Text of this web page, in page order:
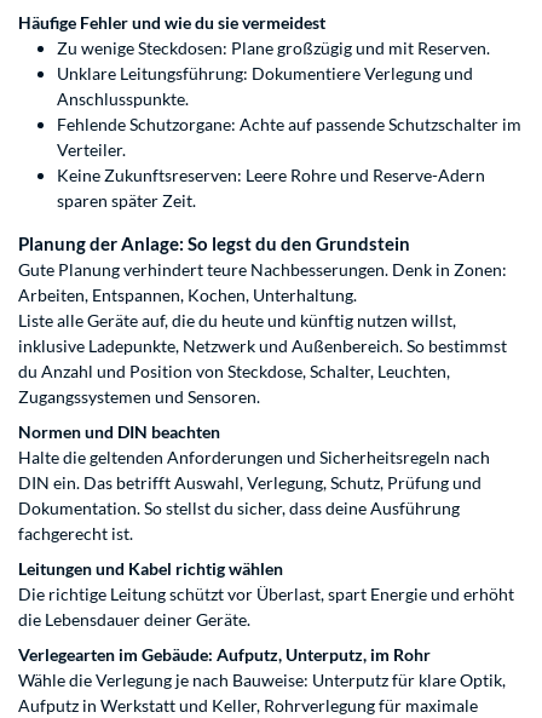
Häufige Fehler und wie du sie vermeidest
Zu wenige Steckdosen: Plane großzügig und mit Reserven.
Unklare Leitungsführung: Dokumentiere Verlegung und
Anschlusspunkte.
Fehlende Schutzorgane: Achte auf passende Schutzschalter im
Verteiler.
Keine Zukunftsreserven: Leere Rohre und Reserve-Adern
sparen später Zeit.
Planung der Anlage: So legst du den Grundstein
Gute Planung verhindert teure Nachbesserungen. Denk in Zonen:
Arbeiten, Entspannen, Kochen, Unterhaltung.
Liste alle Geräte auf, die du heute und künftig nutzen willst,
inklusive Ladepunkte, Netzwerk und Außenbereich. So bestimmst
du Anzahl und Position von Steckdose, Schalter, Leuchten,
Zugangssystemen und Sensoren.
Normen und DIN beachten
Halte die geltenden Anforderungen und Sicherheitsregeln nach
DIN ein. Das betrifft Auswahl, Verlegung, Schutz, Prüfung und
Dokumentation. So stellst du sicher, dass deine Ausführung
fachgerecht ist.
Leitungen und Kabel richtig wählen
Die richtige Leitung schützt vor Überlast, spart Energie und erhöht
die Lebensdauer deiner Geräte.
Verlegearten im Gebäude: Aufputz, Unterputz, im Rohr
Wähle die Verlegung je nach Bauweise: Unterputz für klare Optik,
Aufputz in Werkstatt und Keller, Rohrverlegung für maximale